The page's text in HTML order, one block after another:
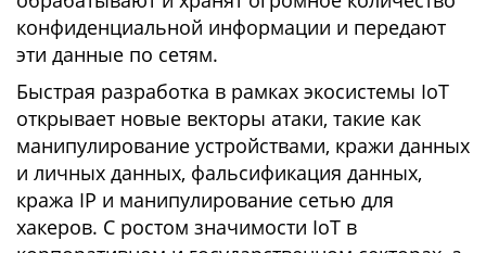
конфиденциальной информации и передают
эти данные по сетям.
Быстрая разработка в рамках экосистемы IoT
открывает новые векторы атаки, такие как
манипулирование устройствами, кражи данных
и личных данных, фальсификация данных,
кража IP и манипулирование сетью для
хакеров. С ростом значимости IoT в